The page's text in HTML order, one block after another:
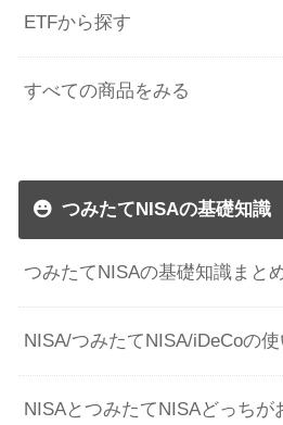
ETFから探す
すべての商品をみる
つみたてNISAの基礎知識
つみたてNISAの基礎知識まと
NISA/つみたてNISA/iDeCoの
NISAとつみたてNISAどっちが